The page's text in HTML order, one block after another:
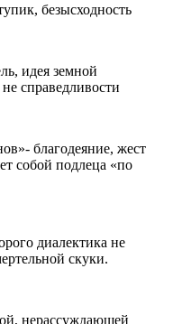
безысходность
идея земной
справедливости
благодеяние, жест
собой подлеца «по
диалектика не
скуки.
нерассуждающей